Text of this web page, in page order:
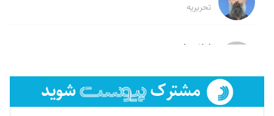
تحریریه
لیلا حنارود
فائزه فتحی رستمی